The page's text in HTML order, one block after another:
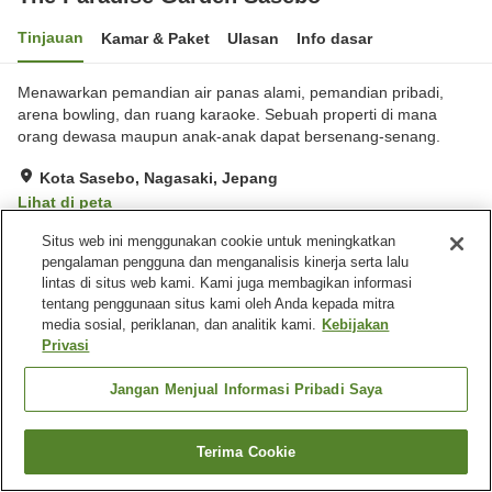
Tinjauan Kamar & Paket Ulasan Info dasar
Menawarkan pemandian air panas alami, pemandian pribadi,
arena bowling, dan ruang karaoke. Sebuah properti di mana
orang dewasa maupun anak-anak dapat bersenang-senang.
Kota Sasebo, Nagasaki, Jepang
Lihat di peta
Sangat baik Ulasan:310
Fasilitas properti
Wi-Fi
Mandi jet
Sauna
Beranda Jepang Nagasaki
Kota Sasebo
The Paradise Garden Sasebo
Cari kamar
Situs web ini menggunakan cookie untuk meningkatkan
pengalaman pengguna dan menganalisis kinerja serta lalu
lintas di situs web kami. Kami juga membagikan informasi
tentang penggunaan situs kami oleh Anda kepada mitra
media sosial, periklanan, dan analitik kami. Kebijakan
Privasi
Jangan Menjual Informasi Pribadi Saya
Terima Cookie